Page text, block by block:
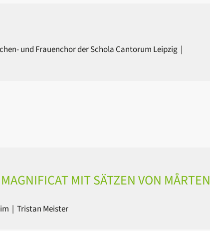
und Frauenchor der Schola Cantorum Leipzig |
MIT SÄTZEN VON MÅRTEN
| Tristan Meister